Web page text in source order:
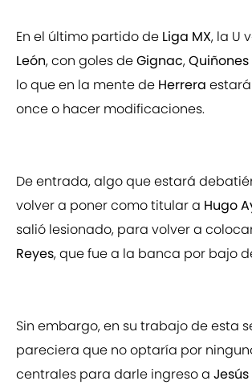
En el último partido de Liga MX, la U
León, con goles deGignac,Quiñones
lo que en la mente de Herrera
once o hacer modificaciones.
De entrada, algo que estará
volver a poner como titular a Hugo
salió lesionado, para volver a
Reyes, que fue a la banca por bajo
Sin embargo, en su trabajo de esta
pareciera que no optaría por
centrales para darle ingreso a